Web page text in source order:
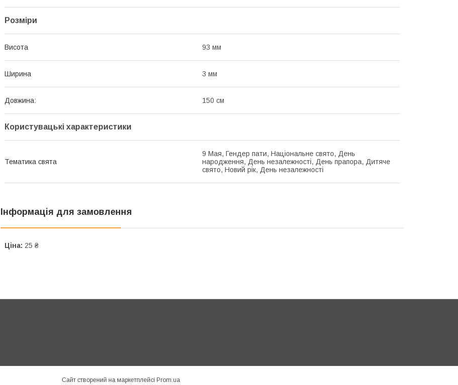
Розміри
Висота 93 мм
Ширина 3 мм
Довжина: 150 см
Користувацькі характеристики
Тематика свята
9 Мая, Гендер пати, Національне свято, День
народження, День незалежності, День прапора, Дитяче
свято, Новий рік, День незалежності
Інформація для замовлення
Ціна: 25 ₴
Сайт створений на маркетплейсі Prom.ua